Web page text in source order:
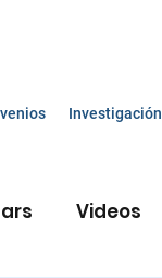
Investigación
Videos